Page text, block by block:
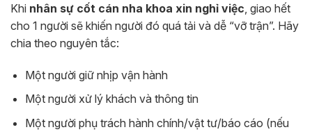
Khi nhân sự cốt cán nha khoa xin nghỉ việc , giao hết
cho 1 người sẽ khiến người đó quá tải và dễ “vỡ trận”. Hãy
chia theo nguyên tắc:
Một người giữ nhịp vận hành
Một người xử lý khách và thông tin
Một người phụ trách hành chính/vật tư/báo cáo (nếu